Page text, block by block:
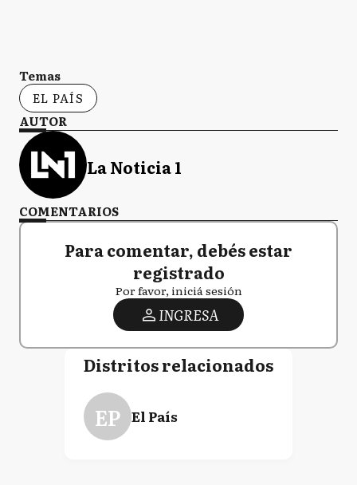
Temas
EL PAÍS
AUTOR
La Noticia 1
COMENTARIOS
Para comentar, debés estar
registrado
Por favor, iniciá sesión
INGRESA
Distritos relacionados
EP El País